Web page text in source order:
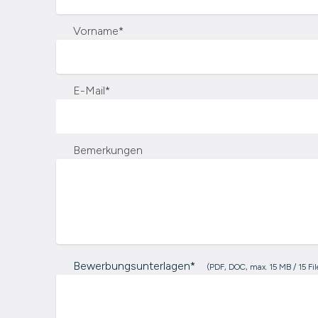
Vorname*
E-Mail*
Bemerkungen
Bewerbungsunterlagen* (PDF, DOC, max. 15 MB / 15